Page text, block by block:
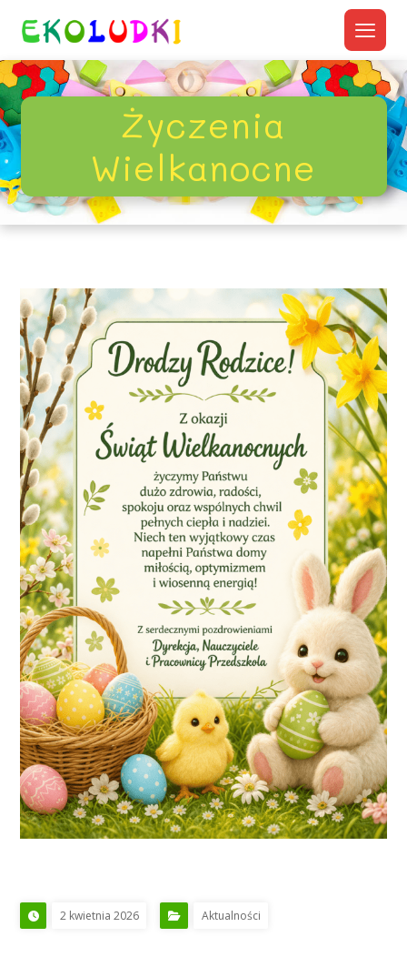
Życzenia
Wielkanocne
2 kwietnia 2026 Aktualności